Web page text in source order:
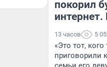
покорил
интернет.
13 часов 5
«Это тот,
приговорили